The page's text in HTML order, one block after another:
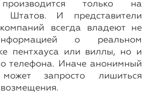
только на
Штатов. И представители
всегда владеют не
о реальном
пентхауса или виллы, но и
телефона. Иначе анонимный
запросто лишиться